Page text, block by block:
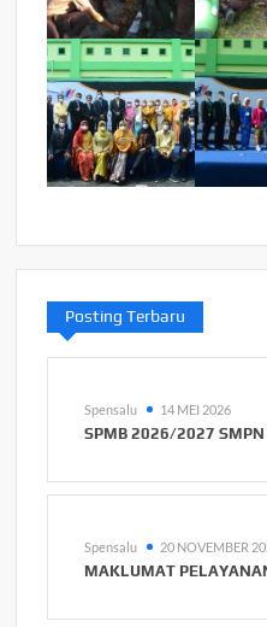
Posting Terbaru
Spensalu 14 MEI 2026
SPMB 2026/2027
Spensalu 20 NOVEMBER
MAKLUMAT